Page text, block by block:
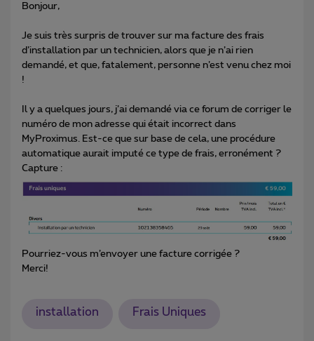
Bonjour,
Je suis très surpris de trouver sur ma facture des frais
d’installation par un technicien, alors que je n’ai rien
demandé, et que, fatalement, personne n’est venu chez moi
!
Il y a quelques jours, j’ai demandé via ce forum de corriger le
numéro de mon adresse qui était incorrect dans
MyProximus. Est-ce que sur base de cela, une procédure
automatique aurait imputé ce type de frais, erronément ?
Capture :
Pourriez-vous m’envoyer une facture corrigée ?
Merci!
installation Frais Uniques